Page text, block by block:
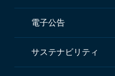
電子公告
サステナビリティ